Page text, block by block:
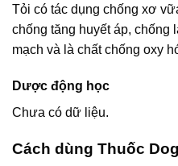
Tỏi có tác dụng chống xơ
chống tăng huyết áp, chống
mạch và là chất chống oxy
Dược động học
Chưa có dữ liệu.
Cách dùng Thuốc